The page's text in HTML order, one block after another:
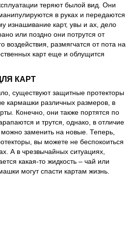
теряют былой вид. Они
в руках и передаются
изнашивание карт, увы и ах, дело
или поздно они потрутся от
воздействия, размягчатся от пота на
карт еще и облущится
КАРТ
существуют защитные протекторы
кармашки различных размеров, в
Конечно, они также портятся по
и трутся, однако, в отличие
можно заменить на новые. Теперь,
вы можете не беспокоиться
А в чрезвычайных ситуациях,
какая-то жидкость – чай или
могут спасти картам жизнь.